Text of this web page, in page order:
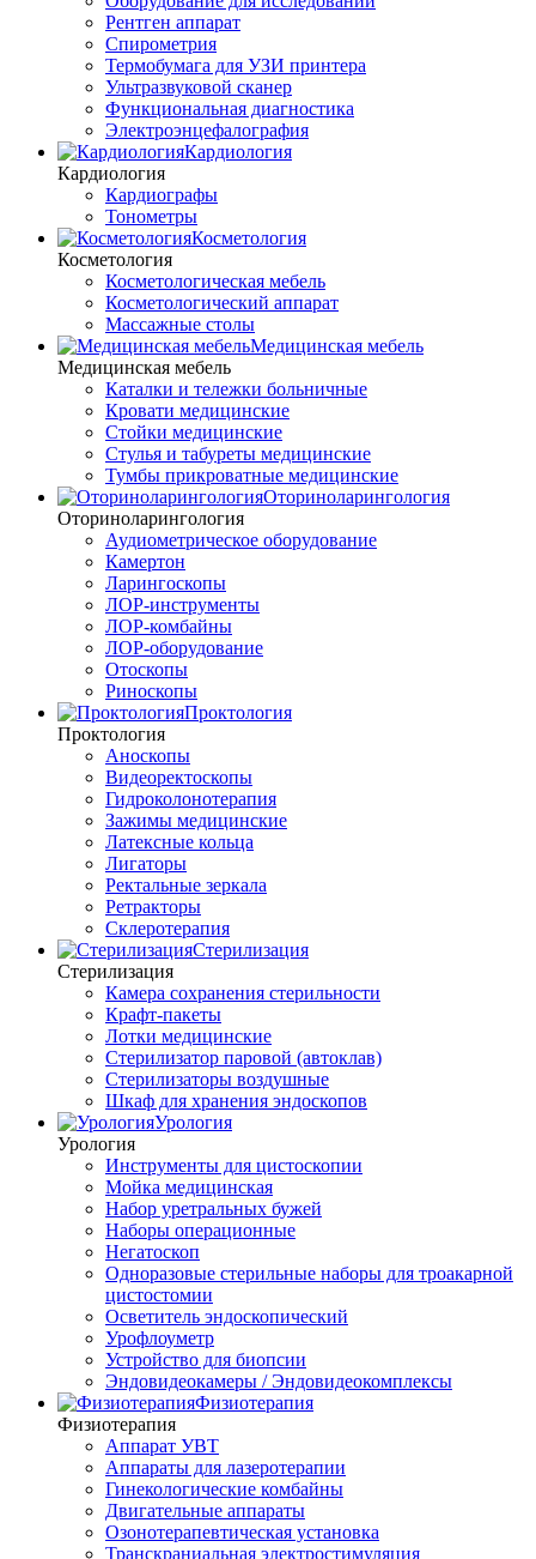
Рентген аппарат
Спирометрия
Термобумага для УЗИ принтера
Ультразвуковой сканер
Функциональная диагностика
Электроэнцефалография
Кардиология
Кардиология
Кардиографы
Тонометры
Косметология
Косметология
Косметологическая мебель
Косметологический аппарат
Массажные столы
Медицинская мебель
Медицинская мебель
Каталки и тележки больничные
Кровати медицинские
Стойки медицинские
Стулья и табуреты медицинские
Тумбы прикроватные медицинские
Оториноларингология
Оториноларингология
Аудиометрическое оборудование
Камертон
Ларингоскопы
ЛОР-инструменты
ЛОР-комбайны
ЛОР-оборудование
Отоскопы
Риноскопы
Проктология
Проктология
Аноскопы
Видеоректоскопы
Гидроколонотерапия
Зажимы медицинские
Латексные кольца
Лигаторы
Ректальные зеркала
Ретракторы
Склеротерапия
Стерилизация
Стерилизация
Камера сохранения стерильности
Крафт-пакеты
Лотки медицинские
Стерилизатор паровой (автоклав)
Стерилизаторы воздушные
Шкаф для хранения эндоскопов
Урология
Урология
Инструменты для цистоскопии
Мойка медицинская
Набор уретральных бужей
Наборы операционные
Негатоскоп
Одноразовые стерильные наборы для троакарной
цистостомии
Осветитель эндоскопический
Урофлоуметр
Устройство для биопсии
Эндовидеокамеры / Эндовидеокомплексы
Физиотерапия
Физиотерапия
Аппарат УВТ
Аппараты для лазеротерапии
Гинекологические комбайны
Двигательные аппараты
Озонотерапевтическая установка
Транскраниальная электростимуляция